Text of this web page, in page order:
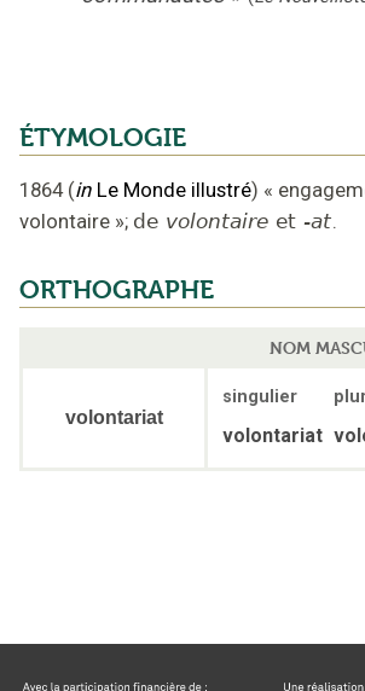
ÉTYMOLOGIE
1864 (in Le Monde illustré) «
volontaire »; de volontaire et -at.
ORTHOGRAPHE
NOM
volontariat
singulier
volontariat